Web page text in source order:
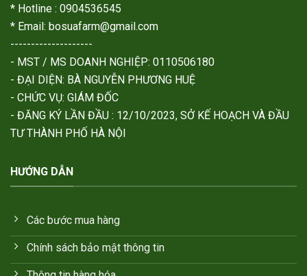
* Hotline : 0904536545
* Email: bosuafarm@gmail.com
--------------------
- MST / MS DOANH NGHIỆP: 0110506180
- ĐẠI DIỆN: BÀ NGUYỄN PHƯƠNG HUỆ
- CHỨC VỤ: GIÁM ĐỐC
- ĐĂNG KÝ LẦN ĐẦU : 12/10/2023, SỞ KẾ HOẠCH VÀ ĐẦU
TƯ THÀNH PHỐ HÀ NỘI
HƯỚNG DẪN
Các bước mua hàng
Chính sách bảo mật thông tin